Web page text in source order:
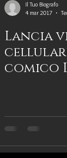
Il Tuo Biografo
4 mar 2017
Lancia
comico